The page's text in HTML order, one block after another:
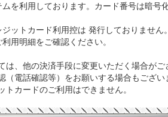
を利用しております。カード番号は暗号
ットカード利用控は 発行しておりません。
用明細をご確認ください。
、他の決済手段に変更いただく場合がご
電話確認等）をお願いする場合もござい
カードのご利用はできません。